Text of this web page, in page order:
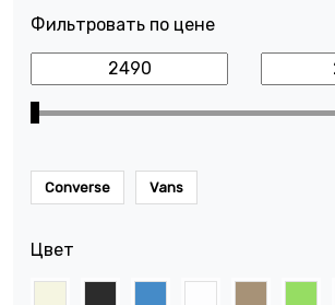
Фильтровать по цене
Converse Vans
Цвет